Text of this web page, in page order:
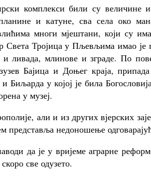
комплекси били су величине
и катуне, сва села око
многи мјештани, који су
Света Тројица у Пљевљима имао је
и ливада, млинове и зграде. По
Бајица и Доњег краја,
Биљарда у којој је била
у музеј.
али и из других вјерских
представља недоношење
да је у вријеме аграрне
скоро све одузето.